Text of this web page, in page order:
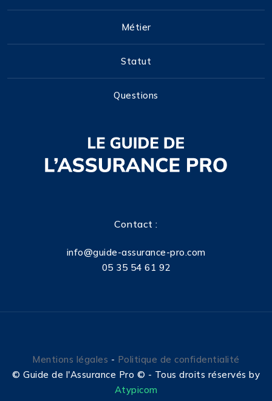
Métier
Statut
Questions
Contact :
info@guide-assurance-pro.com
05 35 54 61 92
Mentions légales - Politique de confidentialité
© Guide de l'Assurance Pro © - Tous droits réservés by
Atypicom